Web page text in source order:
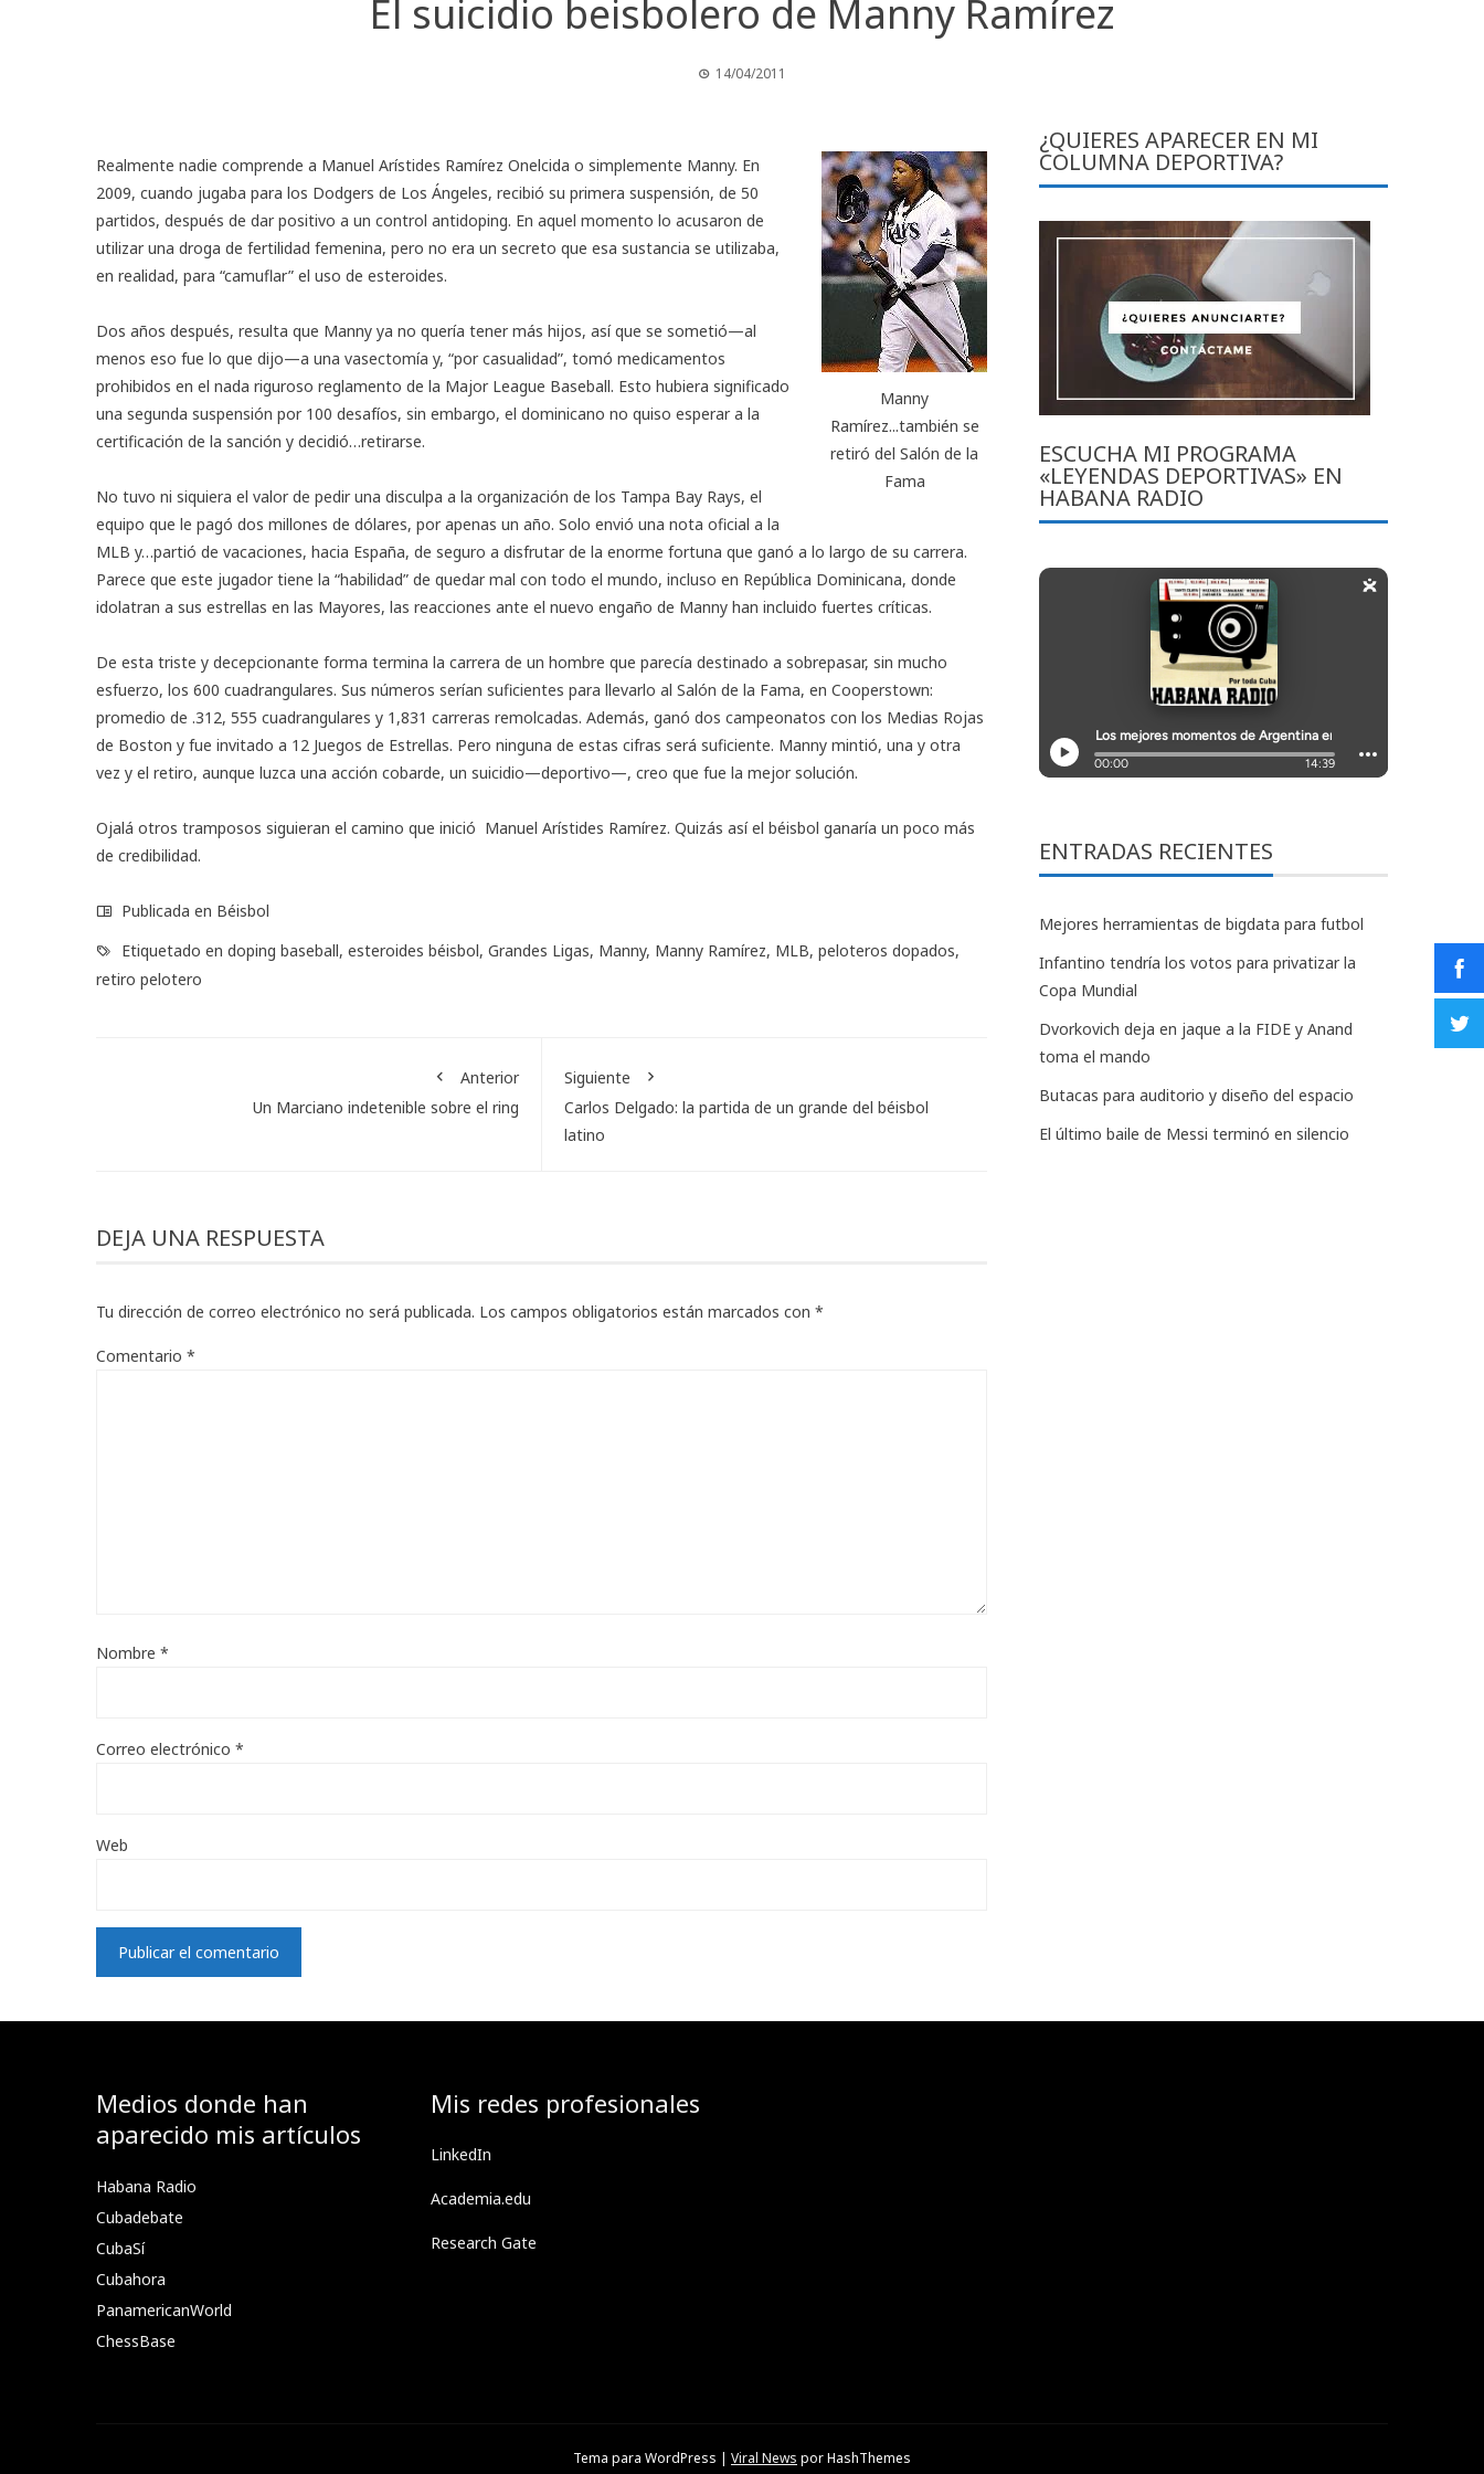
El suicidio beisbolero de Manny Ramírez
14/04/2011
Manny
Ramírez...también se
retiró del Salón de la
Fama
Realmente nadie comprende a Manuel Arístides Ramírez Onelcida o simplemente Manny. En
2009, cuando jugaba para los Dodgers de Los Ángeles, recibió su primera suspensión, de 50
partidos, después de dar positivo a un control antidoping. En aquel momento lo acusaron de
utilizar una droga de fertilidad femenina, pero no era un secreto que esa sustancia se utilizaba,
en realidad, para “camuflar” el uso de esteroides.
Dos años después, resulta que Manny ya no quería tener más hijos, así que se sometió—al
menos eso fue lo que dijo—a una vasectomía y, “por casualidad”, tomó medicamentos
prohibidos en el nada riguroso reglamento de la Major League Baseball. Esto hubiera significado
una segunda suspensión por 100 desafíos, sin embargo, el dominicano no quiso esperar a la
certificación de la sanción y decidió…retirarse.
No tuvo ni siquiera el valor de pedir una disculpa a la organización de los Tampa Bay Rays, el
equipo que le pagó dos millones de dólares, por apenas un año. Solo envió una nota oficial a la
MLB y…partió de vacaciones, hacia España, de seguro a disfrutar de la enorme fortuna que ganó a lo largo de su carrera.
Parece que este jugador tiene la “habilidad” de quedar mal con todo el mundo, incluso en República Dominicana, donde
idolatran a sus estrellas en las Mayores, las reacciones ante el nuevo engaño de Manny han incluido fuertes críticas.
De esta triste y decepcionante forma termina la carrera de un hombre que parecía destinado a sobrepasar, sin mucho
esfuerzo, los 600 cuadrangulares. Sus números serían suficientes para llevarlo al Salón de la Fama, en Cooperstown:
promedio de .312, 555 cuadrangulares y 1,831 carreras remolcadas. Además, ganó dos campeonatos con los Medias Rojas
de Boston y fue invitado a 12 Juegos de Estrellas. Pero ninguna de estas cifras será suficiente. Manny mintió, una y otra
vez y el retiro, aunque luzca una acción cobarde, un suicidio—deportivo—, creo que fue la mejor solución.
Ojalá otros tramposos siguieran el camino que inició Manuel Arístides Ramírez. Quizás así el béisbol ganaría un poco más
de credibilidad.
Publicada en Béisbol
Etiquetado en doping baseball, esteroides béisbol, Grandes Ligas, Manny, Manny Ramírez, MLB, peloteros dopados,
retiro pelotero
Anterior
Un Marciano indetenible sobre el ring
Siguiente
Carlos Delgado: la partida de un grande del béisbol
latino
DEJA UNA RESPUESTA
Tu dirección de correo electrónico no será publicada. Los campos obligatorios están marcados con *
Comentario *
Nombre *
Correo electrónico *
Web
¿QUIERES APARECER EN MI
COLUMNA DEPORTIVA?
ESCUCHA MI PROGRAMA
«LEYENDAS DEPORTIVAS» EN
HABANA RADIO
ENTRADAS RECIENTES
Mejores herramientas de bigdata para futbol
Infantino tendría los votos para privatizar la
Copa Mundial
Dvorkovich deja en jaque a la FIDE y Anand
toma el mando
Butacas para auditorio y diseño del espacio
El último baile de Messi terminó en silencio
Medios donde han
aparecido mis artículos
Habana Radio
Cubadebate
CubaSí
Cubahora
PanamericanWorld
ChessBase
Mis redes profesionales
LinkedIn
Academia.edu
Research Gate
Tema para WordPress | Viral News por HashThemes